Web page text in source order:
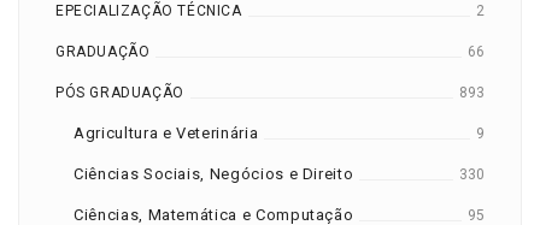
EPECIALIZAÇÃO TÉCNICA 2
GRADUAÇÃO 66
PÓS GRADUAÇÃO 893
Agricultura e Veterinária 9
Ciências Sociais, Negócios e Direito 330
Ciências, Matemática e Computação 95